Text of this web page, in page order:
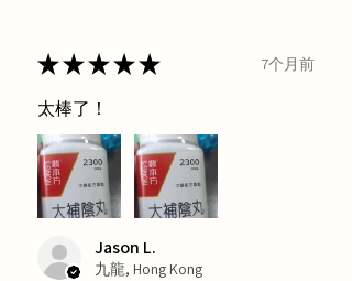
★★★★★ 7个月前
太棒了！
Jason L.
九龍, Hong Kong